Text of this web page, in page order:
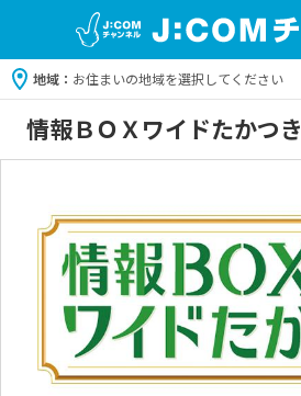
地域： お住まいの地域を選択してください
情報ＢＯＸワイドたかつき